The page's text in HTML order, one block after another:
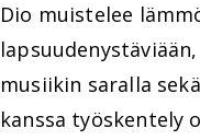
Dio muistelee
musiikin saralla
kanssa työskentely